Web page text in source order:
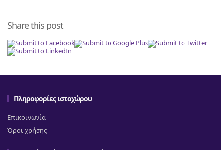
Share this post
Πληροφορίες ιστοχώρου
Επικοινωνία
Όροι χρήσης